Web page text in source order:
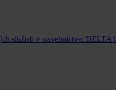
služieb v stavebníctve: DELTA